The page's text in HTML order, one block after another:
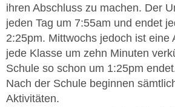
ihren Abschluss zu machen. Der
jeden Tag um 7:55am und endet
2:25pm. Mittwochs jedoch ist eine
jede Klasse um zehn Minuten
Schule so schon um 1:25pm
Nach der Schule beginnen
Aktivitäten.